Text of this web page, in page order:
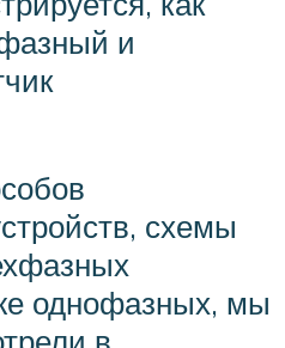
и
схемы
однофазных, мы
в